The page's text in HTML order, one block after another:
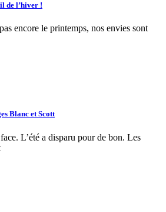
de l’hiver !
encore le printemps, nos envies sont
Blanc et Scott
L’été a disparu pour de bon. Les